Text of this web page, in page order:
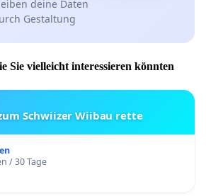
deine Daten
Gestaltung
Sie vielleicht interessieren könnten
Schwiizer Wiibau rette
/ 30 Tage